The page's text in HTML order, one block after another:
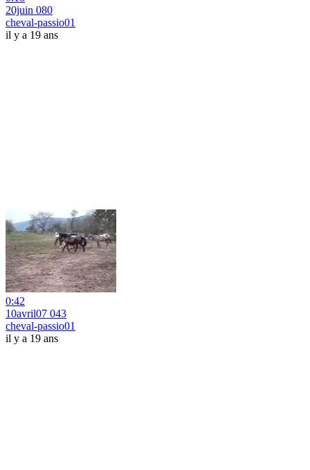
20juin 080
cheval-passio01
il y a 19 ans
0:42
10avril07 043
cheval-passio01
il y a 19 ans